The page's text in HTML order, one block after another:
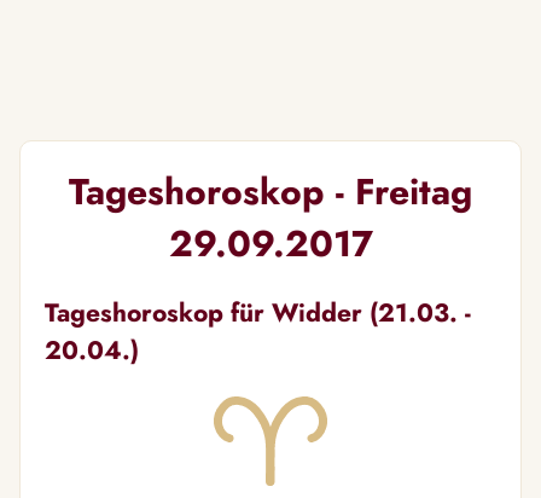
Tageshoroskop - Freitag
29.09.2017
Tageshoroskop für Widder (21.03. -
20.04.)